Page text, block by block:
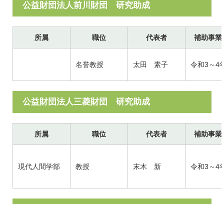
公益財団法人前川財団 研究助成
所属 職位 代表者 補助事業
名誉教授 太田 素子 令和3～4
公益財団法人三菱財団 研究助成
所属 職位 代表者 補助事業
現代人間学部 教授 末木 新 令和3～4